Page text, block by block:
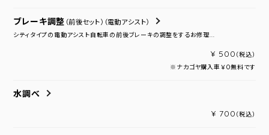
ブレーキ調整 （前後セット） （電動アシスト）
シティタイプの電動アシスト自転車の前後ブレーキの調整をするお修理...
¥ 500 （税込）
※ナカゴヤ購入車￥０無料です
水調べ
¥ 700 （税込）